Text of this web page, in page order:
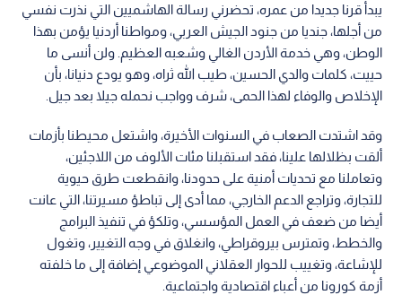
يبدأ قرنا جديدا من عمره، تحضرني رسالة الهاشميين التي نذرت نفسي
من أجلها، جنديا من جنود الجيش العربي، ومواطنا أردنيا يؤمن بهذا
الوطن، وهي خدمة الأردن الغالي وشعبه العظيم. ولن أنسى ما
حييت، كلمات والدي الحسين، طيب الله ثراه، وهو يودع دنيانا، بأن
الإخلاص والوفاء لهذا الحمى، شرف وواجب نحمله جيلا بعد جيل.
وقد اشتدت الصعاب في السنوات الأخيرة، واشتعل محيطنا بأزمات
ألقت بظلالها علينا، فقد استقبلنا مئات الألوف من اللاجئين،
وتعاملنا مع تحديات أمنية على حدودنا، وانقطعت طرق حيوية
للتجارة، وتراجع الدعم الخارجي، مما أدى إلى تباطؤ مسيرتنا، التي عانت
أيضا من ضعف في العمل المؤسسي، وتلكؤ في تنفيذ البرامج
والخطط، وتمترس بيروقراطي، وانغلاق في وجه التغيير، وتغول
للإشاعة، وتغييب للحوار العقلاني الموضوعي إضافة إلى ما خلفته
أزمة كورونا من أعباء اقتصادية واجتماعية.